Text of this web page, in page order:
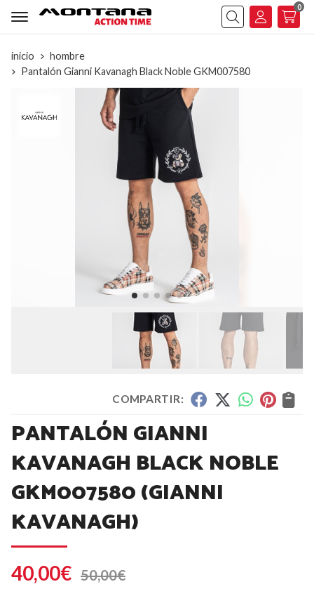
Buscar
0
inicio
hombre
Pantalón Gianni Kavanagh Black Noble GKM007580
COMPARTIR:
PANTALÓN GIANNI
KAVANAGH BLACK NOBLE
GKM007580(GIANNI
KAVANAGH)
40,00€ 50,00€